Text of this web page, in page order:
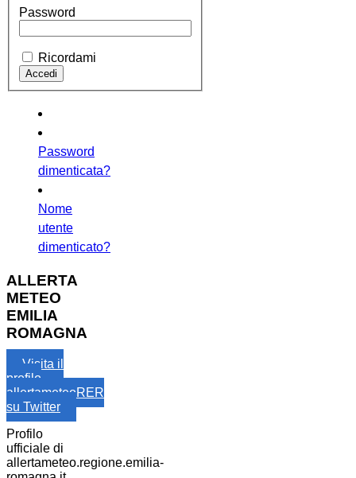
Password
Ricordami
Password
dimenticata?
Nome
utente
dimenticato?
ALLERTA
METEO
EMILIA
ROMAGNA
Visita il
profilo
allertameteoRER
su Twitter
Profilo
ufficiale di
allertameteo.regione.emilia-